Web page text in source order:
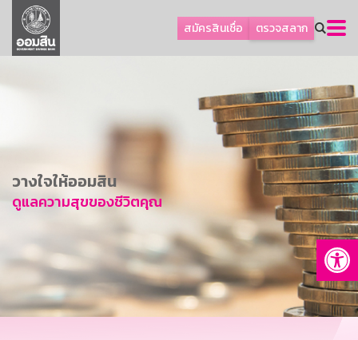
สมัครสินเชื่อ ตรวจสลาก
ลูกค้าธุรกิจ
ลูกค้าผู้ประกอบรายย่อย
เกี่ยวกับธนาคาร
ข่าวสาร
อื่นๆ
ติดต่อเรา
บริการออนไลน์
วางใจให้ออมสิน
ดูแลความสุขของชีวิตคุณ